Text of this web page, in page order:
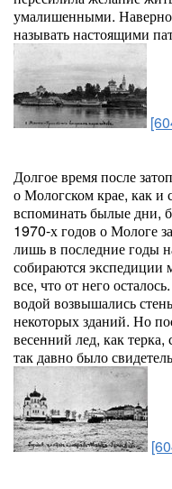
умалишенными.
называть настоящими
Долгое время после
о Мологском крае, как и
вспоминать былые дни,
1970-х годов о Мологе
лишь в последние годы
собираются экспедиции
все, что от него
водой возвышались
некоторых зданий. Но
весенний лед, как
так давно было